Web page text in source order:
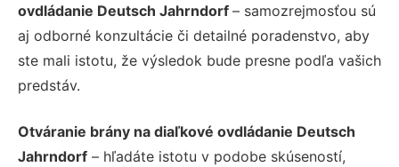
ovdládanie Deutsch Jahrndorf – samozrejmosťou sú
aj odborné konzultácie či detailné poradenstvo, aby
ste mali istotu, že výsledok bude presne podľa vašich
predstáv.
Otváranie brány na diaľkové ovdládanie Deutsch
Jahrndorf – hľadáte istotu v podobe skúseností,